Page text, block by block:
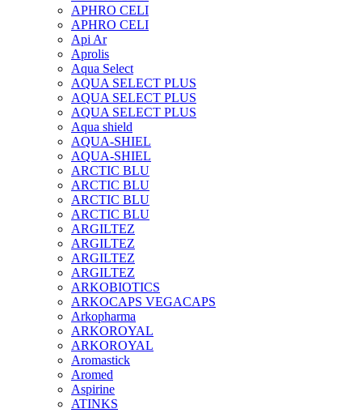
APHRO CELI
APHRO CELI
Api Ar
Aprolis
Aqua Select
AQUA SELECT PLUS
AQUA SELECT PLUS
AQUA SELECT PLUS
Aqua shield
AQUA-SHIEL
AQUA-SHIEL
ARCTIC BLU
ARCTIC BLU
ARCTIC BLU
ARCTIC BLU
ARGILTEZ
ARGILTEZ
ARGILTEZ
ARGILTEZ
ARKOBIOTICS
ARKOCAPS VEGACAPS
Arkopharma
ARKOROYAL
ARKOROYAL
Aromastick
Aromed
Aspirine
ATINKS